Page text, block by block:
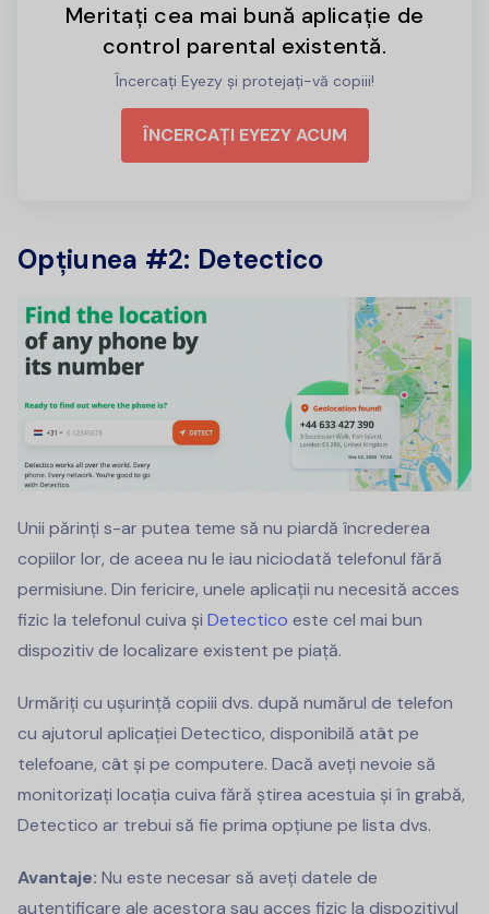
Meritați cea mai bună aplicație de
control parental existentă.
Încercați Eyezy și protejați-vă copiii!
ÎNCERCAȚI EYEZY ACUM
Opțiunea #2: Detectico
Unii părinți s-ar putea teme să nu piardă încrederea
copiilor lor, de aceea nu le iau niciodată telefonul fără
permisiune. Din fericire, unele aplicații nu necesită acces
fizic la telefonul cuiva și Detectico este cel mai bun
dispozitiv de localizare existent pe piață.
Urmăriți cu ușurință copiii dvs. după numărul de telefon
cu ajutorul aplicației Detectico, disponibilă atât pe
telefoane, cât și pe computere. Dacă aveți nevoie să
monitorizați locația cuiva fără știrea acestuia și în grabă,
Detectico ar trebui să fie prima opțiune pe lista dvs.
Avantaje: Nu este necesar să aveți datele de
autentificare ale acestora sau acces fizic la dispozitivul